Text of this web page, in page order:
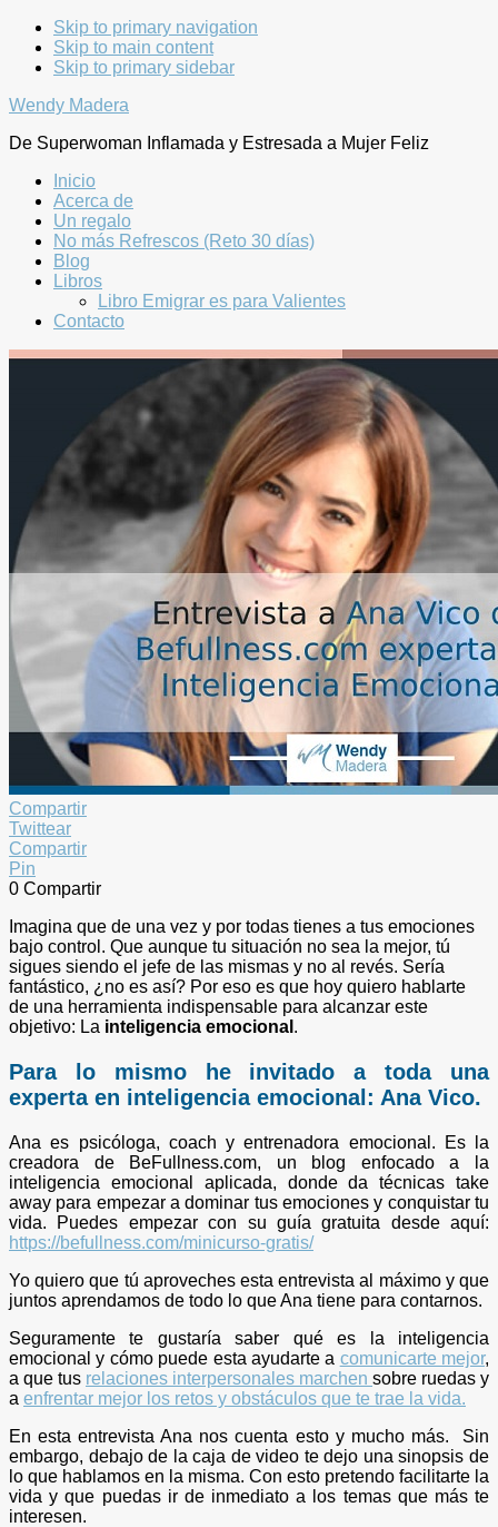
Skip to primary navigation
Skip to main content
Skip to primary sidebar
Wendy Madera
De Superwoman Inflamada y Estresada a Mujer Feliz
Inicio
Acerca de
Un regalo
No más Refrescos (Reto 30 días)
Blog
Libros
Libro Emigrar es para Valientes
Contacto
Compartir
Twittear
Compartir
Pin
0 Compartir
Imagina que de una vez y por todas tienes a tus emociones
bajo control. Que aunque tu situación no sea la mejor, tú
sigues siendo el jefe de las mismas y no al revés. Sería
fantástico, ¿no es así? Por eso es que hoy quiero hablarte
de una herramienta indispensable para alcanzar este
objetivo: La inteligencia emocional .
Para lo mismo he invitado a toda una
experta en inteligencia emocional: Ana Vico.
Ana es psicóloga, coach y entrenadora emocional. Es la
creadora de BeFullness.com, un blog enfocado a la
inteligencia emocional aplicada, donde da técnicas take
away para empezar a dominar tus emociones y conquistar tu
vida. Puedes empezar con su guía gratuita desde aquí:
https://befullness.com/minicurso-gratis/
Yo quiero que tú aproveches esta entrevista al máximo y que
juntos aprendamos de todo lo que Ana tiene para contarnos.
Seguramente te gustaría saber qué es la inteligencia
emocional y cómo puede esta ayudarte a comunicarte mejor,
a que tus relaciones interpersonales marchen sobre ruedas y
a enfrentar mejor los retos y obstáculos que te trae la vida.
En esta entrevista Ana nos cuenta esto y mucho más. Sin
embargo, debajo de la caja de video te dejo una sinopsis de
lo que hablamos en la misma. Con esto pretendo facilitarte la
vida y que puedas ir de inmediato a los temas que más te
interesen.